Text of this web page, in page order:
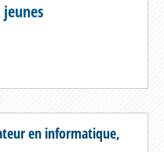
en informatique,